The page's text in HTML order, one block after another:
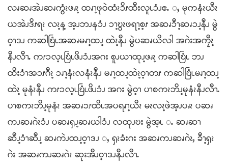
လၧဆၧအဲၪဆၧကွံၩဖၧၩ့ ထၧၫ့ဖုဝဲထံၩၥိၭထီးလူၬၥံၪဧႉ ႇ မုကနံၩယီၩ
ယအဲၪဒိၭရၩ လၩ့န့ အ့ၪဘၪနၥံၪ ၥၫ့ဎွၩဖရၫ့စ့ၭ အဆၧၥီၫ့ဆၧၥၪ့နီၪ မွဲ
ဝ့ၫဒၪ ကဆါဎြံၬအဆၧမၧၫ့ထၪ့ ထဲၩ့နီၪ မွဲပဆၧယိလါ အဂဲးအကၠီၩ့
နီၪလီၫႉ ကၭၥလ့ၬဎြံၬဖိၪၥံၪအဂး စူၪယၫထုၪ့ဖၧၩ့ ကဆါဎြံၬ ဘၪ
ထိးၥံၫအၥၭဂီၩ့ ၥၧၫ့နံၩလနံၩနီၪ မၧၫ့ထၪ့ထဲၩ့ဝ့ၫတၭ ကဆါဎြံၬမၧၫ့ထၪ့
ထဲၩ့ မုနံၩနီၪ ကၭၥလ့ၬဎြံၬဖိၪၥံၪ အဂး မွဲဝ့ၫ ပၫစကၩဘိၪ့မုနံၩနီၪလီၫႉ
ပၫစကၩဘိၪ့မုနံၩ အဆၧၥၭထိၬအပရၧၫ့ယီၩ မၩလၩ့ဖဲအ့ၪပၧၩ ပဆၧ
ကၪဆၧဂဲၩၥံၪ ပဆၧၡၪ့ဆၧယါၥံၪ လထုၪဎး မွဲအ့ၬ ႉ ဆၧဆၫ
ဆီၪ့ၥံၫဆီၪ့ ဆၧကဲၪထၪ့ဝ့ၫဒၪ ႇ ၡၩခံးဂး အဆၧကၪဆၧဂဲၩႇ ခီၫ့ၡၩ
ဂဲး အဆၧကၪဆၧဂဲၩ ဆုးအီၪဝ့ၫဒၪနီၪလီၫႉ